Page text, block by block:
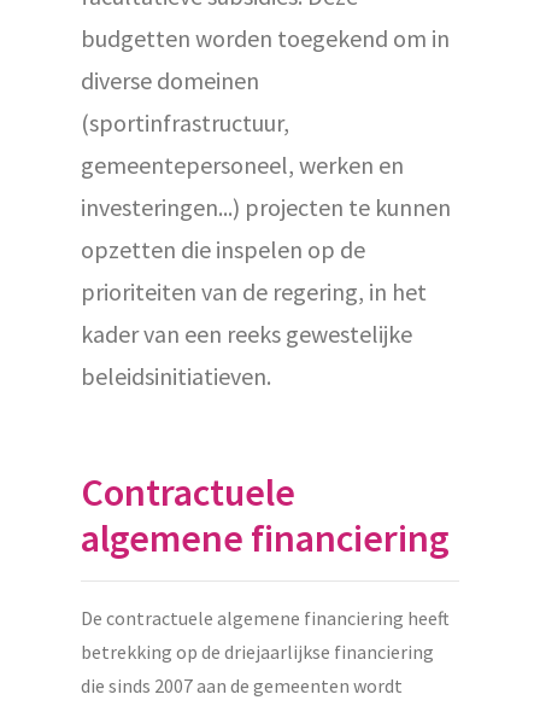
budgetten worden toegekend om in
diverse domeinen
(sportinfrastructuur,
gemeentepersoneel, werken en
investeringen...) projecten te kunnen
opzetten die inspelen op de
prioriteiten van de regering, in het
kader van een reeks gewestelijke
beleidsinitiatieven.
Contractuele
algemene financiering
De contractuele algemene financiering heeft
betrekking op de driejaarlijkse financiering
die sinds 2007 aan de gemeenten wordt